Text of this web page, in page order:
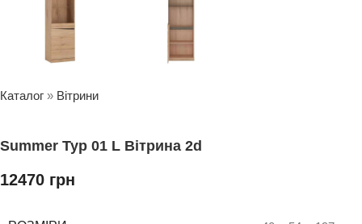
Каталог » Вітрини
Summer Typ 01 L Вітрина 2d
12470 грн